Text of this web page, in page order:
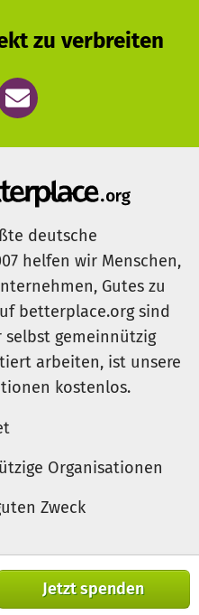
Jetzt spenden
und Hoffnung.
Plattform auf
zu verbreiten
deutsche
helfen wir Menschen,
Gutes zu
betterplace.org sind
selbst gemeinnützig
arbeiten, ist unsere
kostenlos.
Organisationen
Zweck